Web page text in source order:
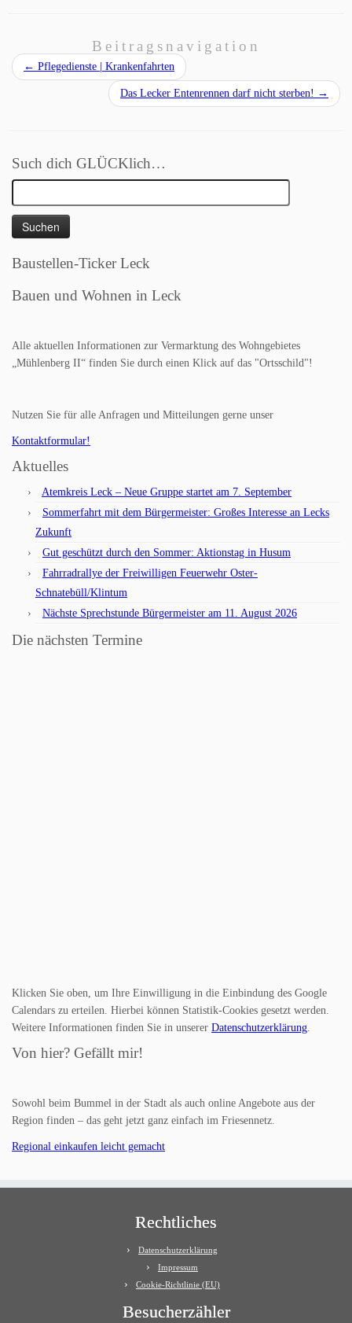
Beitragsnavigation
← Pflegedienste | Krankenfahrten
Das Lecker Entenrennen darf nicht sterben! →
Such dich GLÜCKlich…
nach:
Baustellen-Ticker Leck
Bauen und Wohnen in Leck
Alle aktuellen Informationen zur Vermarktung des Wohngebietes
„Mühlenberg II“ finden Sie durch einen Klick auf das "Ortsschild"!
Nutzen Sie für alle Anfragen und Mitteilungen gerne unser
Kontaktformular!
Aktuelles
Atemkreis Leck – Neue Gruppe startet am 7. September
Sommerfahrt mit dem Bürgermeister: Großes Interesse an Lecks
Zukunft
Gut geschützt durch den Sommer: Aktionstag in Husum
Fahrradrallye der Freiwilligen Feuerwehr Oster-
Schnatebüll/Klintum
Nächste Sprechstunde Bürgermeister am 11. August 2026
Die nächsten Termine
Klicken Sie oben, um Ihre Einwilligung in die Einbindung des Google
Calendars zu erteilen. Hierbei können Statistik-Cookies gesetzt werden.
Weitere Informationen finden Sie in unserer Datenschutzerklärung.
Von hier? Gefällt mir!
Sowohl beim Bummel in der Stadt als auch online Angebote aus der
Region finden – das geht jetzt ganz einfach im Friesennetz.
Regional einkaufen leicht gemacht
Rechtliches
Datenschutzerklärung
Impressum
Cookie-Richtlinie (EU)
Besucherzähler